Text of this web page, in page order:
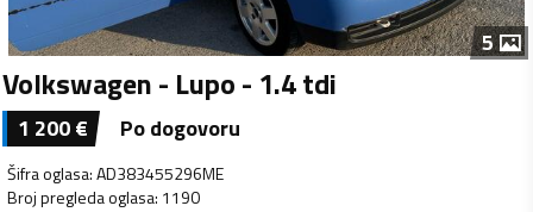
5
Volkswagen - Lupo - 1.4 tdi
1 200€ Po dogovoru
Šifra oglasa:AD383455296ME
Broj pregleda oglasa: 1190